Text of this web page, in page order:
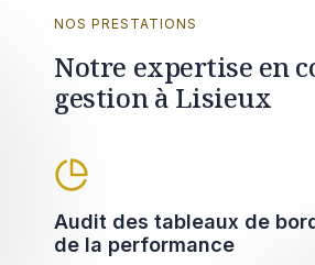
NOS PRESTATIONS
Notre expertise en
gestion à Lisieux
Audit des tableaux de
de la performance